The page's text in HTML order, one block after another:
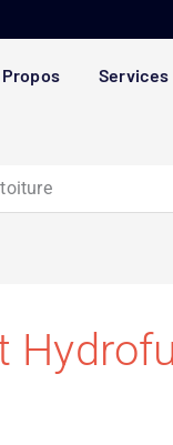
Propos Services